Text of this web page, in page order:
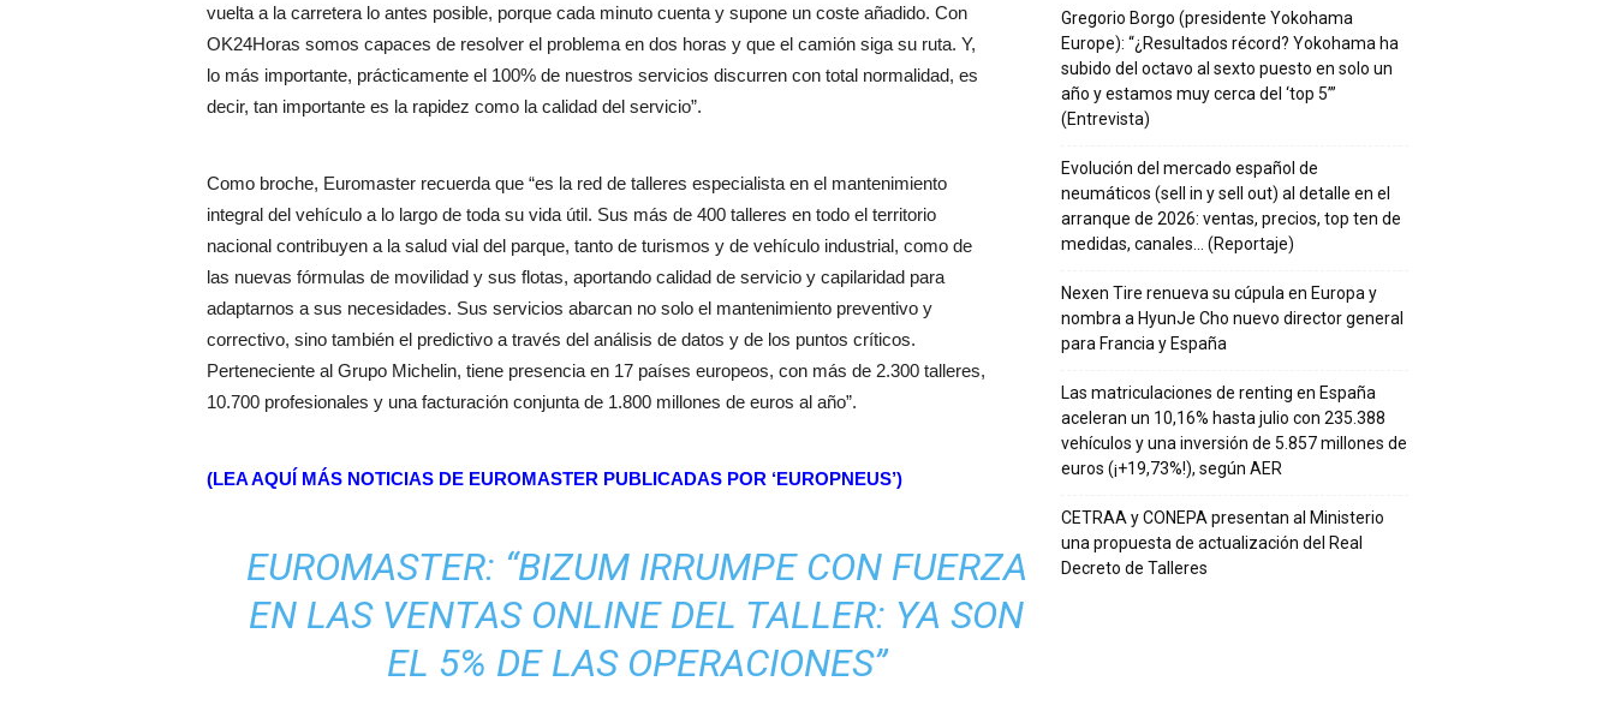
vuelta a la carretera lo antes posible, porque cada minuto cuenta y supone un coste añadido. Con
OK24Horas somos capaces de resolver el problema en dos horas y que el camión siga su ruta. Y,
lo más importante, prácticamente el 100% de nuestros servicios discurren con total normalidad, es
decir, tan importante es la rapidez como la calidad del servicio”.
Como broche, Euromaster recuerda que “es la red de talleres especialista en el mantenimiento
integral del vehículo a lo largo de toda su vida útil. Sus más de 400 talleres en todo el territorio
nacional contribuyen a la salud vial del parque, tanto de turismos y de vehículo industrial, como de
las nuevas fórmulas de movilidad y sus flotas, aportando calidad de servicio y capilaridad para
adaptarnos a sus necesidades. Sus servicios abarcan no solo el mantenimiento preventivo y
correctivo, sino también el predictivo a través del análisis de datos y de los puntos críticos.
Perteneciente al Grupo Michelin, tiene presencia en 17 países europeos, con más de 2.300 talleres,
10.700 profesionales y una facturación conjunta de 1.800 millones de euros al año”.
(LEA AQUÍ MÁS NOTICIAS DE EUROMASTER PUBLICADAS POR ‘EUROPNEUS’)
EUROMASTER: “BIZUM IRRUMPE CON FUERZA
EN LAS VENTAS ONLINE DEL TALLER: YA SON
EL 5% DE LAS OPERACIONES”
Gregorio Borgo (presidente Yokohama
Europe): “¿Resultados récord? Yokohama ha
subido del octavo al sexto puesto en solo un
año y estamos muy cerca del ‘top 5’”
(Entrevista)
Evolución del mercado español de
neumáticos (sell in y sell out) al detalle en el
arranque de 2026: ventas, precios, top ten de
medidas, canales… (Reportaje)
Nexen Tire renueva su cúpula en Europa y
nombra a HyunJe Cho nuevo director general
para Francia y España
Las matriculaciones de renting en España
aceleran un 10,16% hasta julio con 235.388
vehículos y una inversión de 5.857 millones de
euros (¡+19,73%!), según AER
CETRAA y CONEPA presentan al Ministerio
una propuesta de actualización del Real
Decreto de Talleres